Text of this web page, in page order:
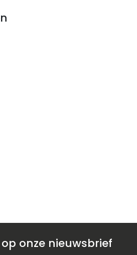
onze nieuwsbrief